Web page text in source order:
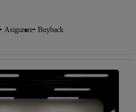
Asigurare Buyback